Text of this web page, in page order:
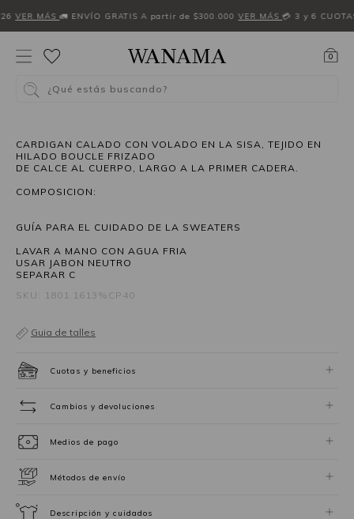
VER MÁS 🚛 ENVÍO GRATIS A partir de $300.000 VER MÁS 💳 3 y 6
0
¿Qué estás buscando?
CARDIGAN CALADO CON VOLADO EN LA SISA, TEJIDO EN
HILADO BOUCLE FRIZADO
DE CALCE AL CUERPO, LARGO A LA PRIMER CADERA.
COMPOSICION:
GUÍA PARA EL CUIDADO DE LA SWEATERS
LAVAR A MANO CON AGUA FRIA
USAR JABON NEUTRO
SEPARAR C
SKU: 1801.1613%CP40
Guia de talles
Cuotas y beneficios
Cambios y devoluciones
Medios de pago
Métodos de envío
Descripción y cuidados